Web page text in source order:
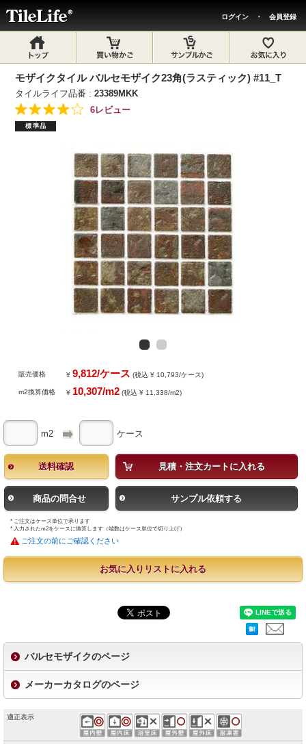
ログイン ・ 会員登録
モザイクタイル バルセモザイク23角(ラスティック) #11_T
タイルライフ品番 :23389MKK
6レビュー
標準品
販売価格 ¥9,812/ケース (税込 ¥ 10,793/ケース)
m2換算価格 ¥ 10,307/m2 (税込 ¥ 11,338/m2)
m2 ケース
送料確認 見積・注文カートに入れる
商品の問合せ サンプル依頼する
* ご注文はケース単位で承ります
* 入力されたm2をケースに換算します（端数はケース単位で切り上げ）
ご注文の前にご確認ください
お気に入りリストに入れる
バルセモザイクのページ
メーカーカタログのページ
適正表示